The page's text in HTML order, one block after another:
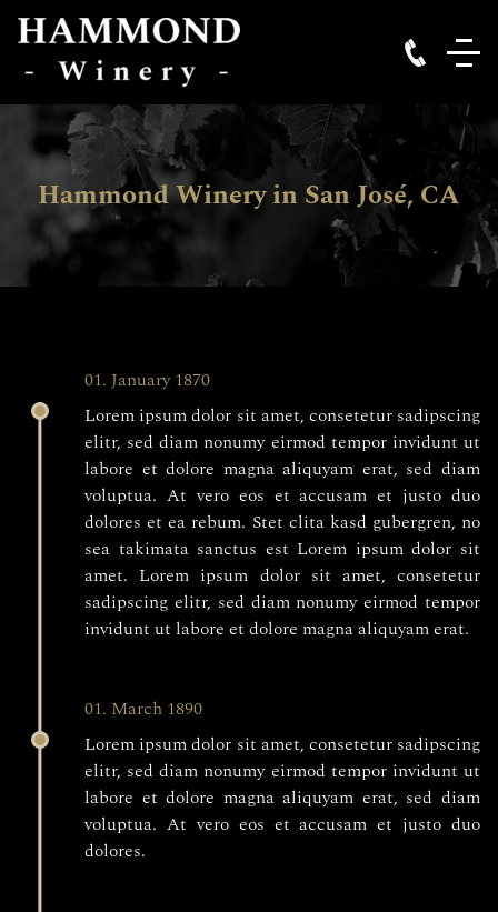
Hammond WineryinSan José, CA
01. January 1870
Lorem ipsum dolor sit amet, consetetur sadipscing
elitr, sed diam nonumy eirmod tempor invidunt ut
labore et dolore magna aliquyam erat, sed diam
voluptua. At vero eos et accusam et justo duo
dolores et ea rebum. Stet clita kasd gubergren, no
sea takimata sanctus est Lorem ipsum dolor sit
amet. Lorem ipsum dolor sit amet, consetetur
sadipscing elitr, sed diam nonumy eirmod tempor
invidunt ut labore et dolore magna aliquyam erat.
01. March 1890
Lorem ipsum dolor sit amet, consetetur sadipscing
elitr, sed diam nonumy eirmod tempor invidunt ut
labore et dolore magna aliquyam erat, sed diam
voluptua. At vero eos et accusam et justo duo
dolores.